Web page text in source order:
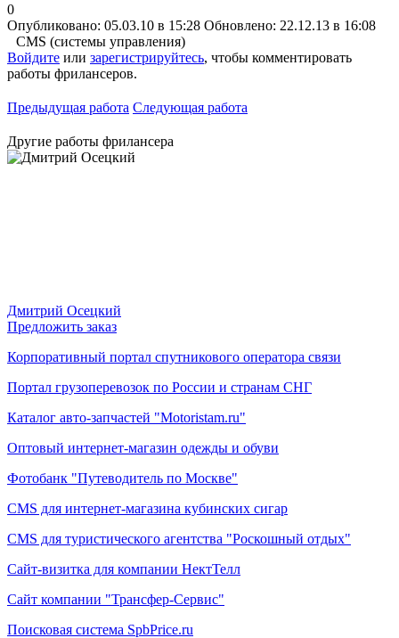
0
Опубликовано: 05.03.10 в 15:28 Обновлено: 22.12.13 в 16:08
CMS (системы управления)
Войдите или зарегистрируйтесь, чтобы комментировать
работы фрилансеров.
Предыдущая работа Следующая работа
Другие работы фрилансера
Дмитрий Осецкий
Предложить заказ
Корпоративный портал спутникового оператора связи
Портал грузоперевозок по России и странам СНГ
Каталог авто-запчастей "Motoristam.ru"
Оптовый интернет-магазин одежды и обуви
Фотобанк "Путеводитель по Москве"
CMS для интернет-магазина кубинских сигар
СMS для туристического агентства "Роскошный отдых"
Сайт-визитка для компании НектТелл
Сайт компании "Трансфер-Сервис"
Поисковая система SpbPrice.ru